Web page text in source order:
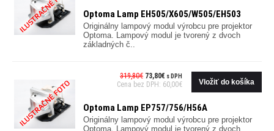
Optoma Lamp EH505/X605/W505/EH503
Originálny lampový modul výrobcu pre projektor
Optoma. Lampový modul je tvorený z dvoch
základných č..
319,80€ 73,80€ s DPH
Cena bez DPH: 60,00€
Optoma Lamp EP757/756/H56A
Originálny lampový modul výrobcu pre projektor
Optoma. Lampový modul je tvorený z dvoch